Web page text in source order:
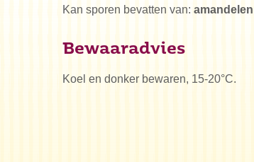
Kan sporen bevatten van: amandelen
Bewaaradvies
Koel en donker bewaren, 15-20°C.